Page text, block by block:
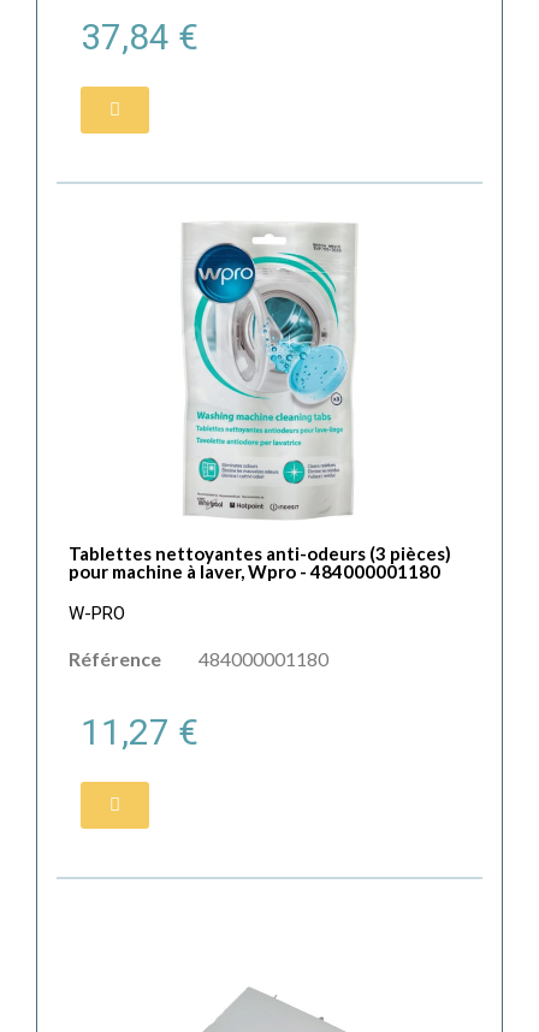
37,84 €
Tablettes nettoyantes anti-odeurs (3 pièces)
pour machine à laver, Wpro - 484000001180
W-PRO
Référence 484000001180
11,27 €